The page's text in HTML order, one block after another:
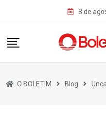
8 de
O BOLETIM Blog